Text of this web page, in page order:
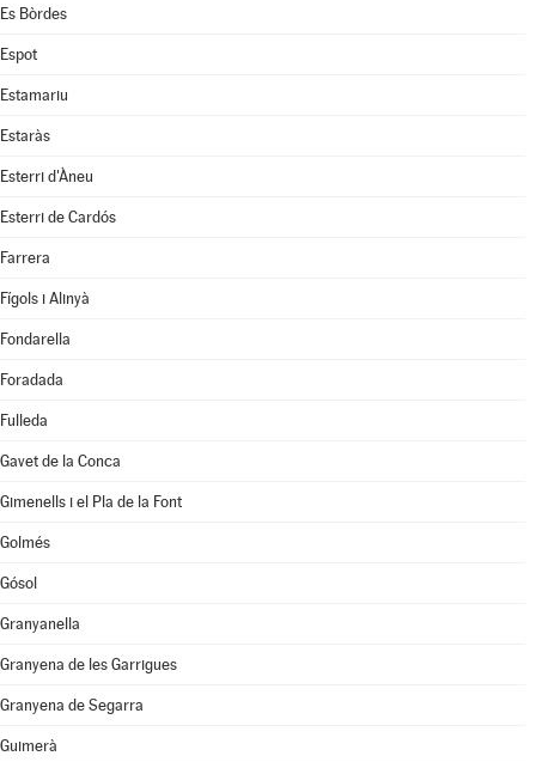
Es Bòrdes
Espot
Estamariu
Estaràs
Esterri d'Àneu
Esterri de Cardós
Farrera
Fígols i Alinyà
Fondarella
Foradada
Fulleda
Gavet de la Conca
Gimenells i el Pla de la Font
Golmés
Gósol
Granyanella
Granyena de les Garrigues
Granyena de Segarra
Guimerà